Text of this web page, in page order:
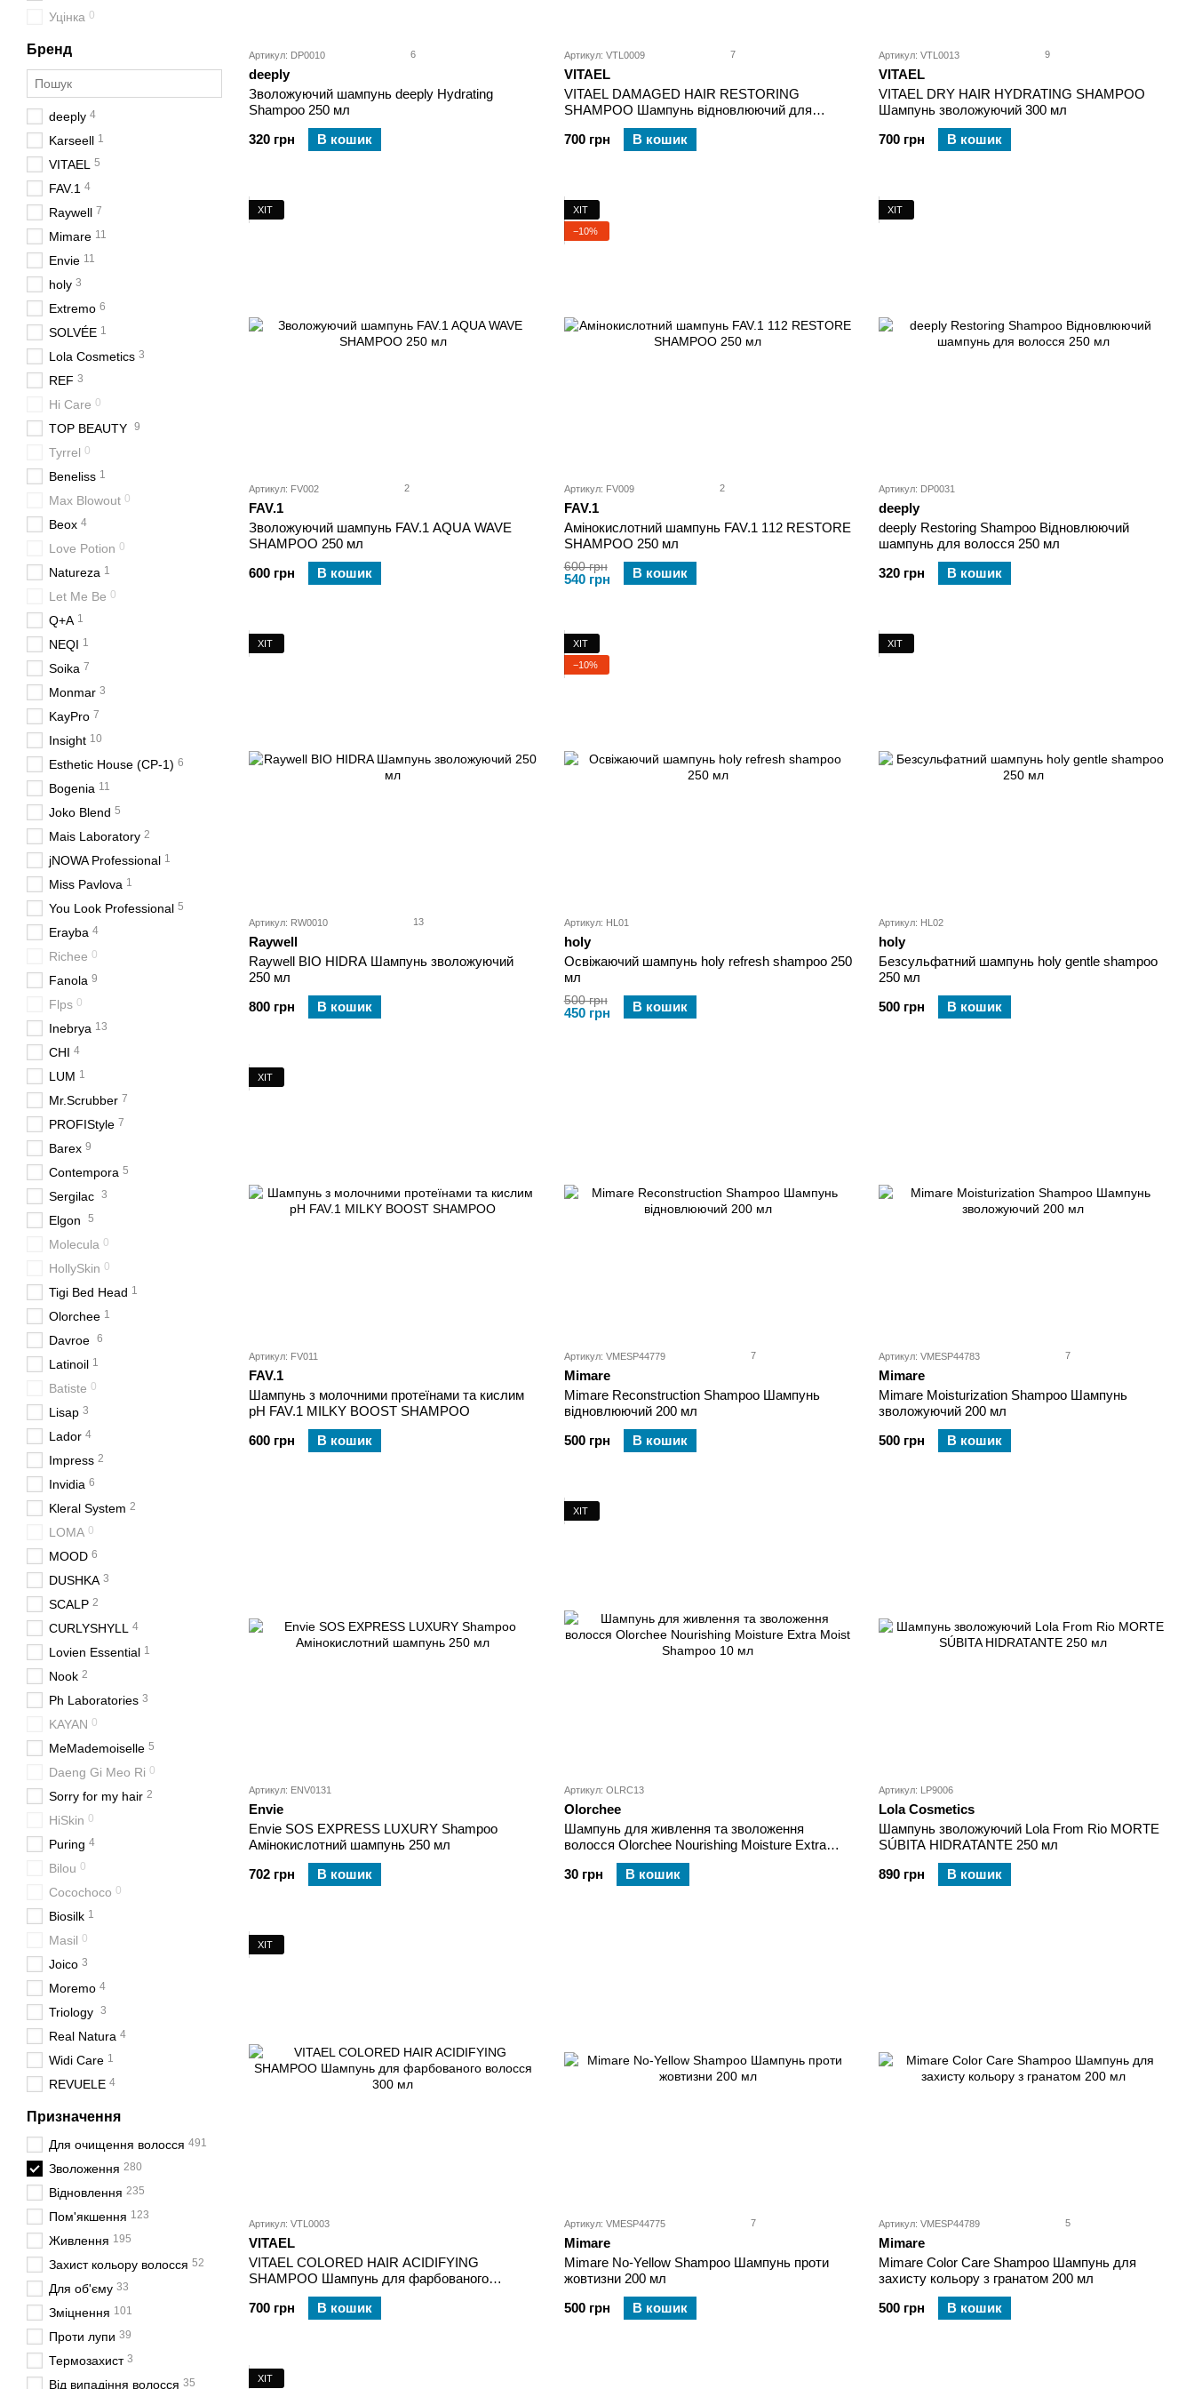
Артикул: DP0010 6
deeply
Зволожуючий шампунь deeply Hydrating
Shampoo 250 мл
320 грн
В кошик
Артикул: VTL0009 7
VITAEL
VITAEL DAMAGED HAIR RESTORING
SHAMPOO Шампунь відновлюючий для
пошкодженого волосся 300 мл
700 грн
В кошик
Артикул: VTL0013 9
VITAEL
VITAEL DRY HAIR HYDRATING SHAMPOO
Шампунь зволожуючий 300 мл
700 грн
В кошик
ХІТ
Артикул: FV002 2
FAV.1
Зволожуючий шампунь FAV.1 AQUA WAVE
SHAMPOO 250 мл
600 грн
В кошик
ХІТ
−10%
Артикул: FV009 2
FAV.1
Амінокислотний шампунь FAV.1 112 RESTORE
SHAMPOO 250 мл
600 грн
540 грн В кошик
ХІТ
Артикул: DP0031
deeply
deeply Restoring Shampoo Відновлюючий
шампунь для волосся 250 мл
320 грн
В кошик
ХІТ
Артикул: RW0010 13
Raywell
Raywell BIO HIDRA Шампунь зволожуючий
250 мл
800 грн
В кошик
ХІТ
−10%
Артикул: HL01
holy
Освіжаючий шампунь holy refresh shampoo 250
мл
500 грн
450 грн В кошик
ХІТ
Артикул: HL02
holy
Безсульфатний шампунь holy gentle shampoo
250 мл
500 грн
В кошик
ХІТ
Артикул: FV011
FAV.1
Шампунь з молочними протеїнами та кислим
pH FAV.1 MILKY BOOST SHAMPOO
600 грн
В кошик
Артикул: VMESP44779 7
Mimare
Mimare Reconstruction Shampoo Шампунь
відновлюючий 200 мл
500 грн
В кошик
Артикул: VMESP44783 7
Mimare
Mimare Moisturization Shampoo Шампунь
зволожуючий 200 мл
500 грн
В кошик
Артикул: ENV0131
Envie
Envie SOS EXPRESS LUXURY Shampoo
Амінокислотний шампунь 250 мл
702 грн
В кошик
ХІТ
Артикул: OLRC13
Olorchee
Шампунь для живлення та зволоження
волосся Olorchee Nourishing Moisture Extra
Moist Shampoo 10 мл
30 грн
В кошик
Артикул: LP9006
Lola Cosmetics
Шампунь зволожуючий Lola From Rio MORTE
SÚBITA HIDRATANTE 250 мл
890 грн
В кошик
ХІТ
Артикул: VTL0003
VITAEL
VITAEL COLORED HAIR ACIDIFYING
SHAMPOO Шампунь для фарбованого
волосся 300 мл
700 грн
В кошик
Артикул: VMESP44775 7
Mimare
Mimare No-Yellow Shampoo Шампунь проти
жовтизни 200 мл
500 грн
В кошик
Артикул: VMESP44789 5
Mimare
Mimare Color Care Shampoo Шампунь для
захисту кольору з гранатом 200 мл
500 грн
В кошик
ХІТ
Уцінка 0
Бренд
deeply 4
Karseell 1
VITAEL 5
FAV.1 4
Raywell 7
Mimare 11
Envie 11
holy 3
Extremo 6
SOLVÉE 1
Lola Cosmetics 3
REF 3
Hi Care 0
TOP BEAUTY 9
Tyrrel 0
Beneliss 1
Max Blowout 0
Beox 4
Love Potion 0
Natureza 1
Let Me Be 0
Q+A 1
NEQI 1
Soika 7
Monmar 3
KayPro 7
Insight 10
Esthetic House (CP-1) 6
Bogenia 11
Joko Blend 5
Mais Laboratory 2
jNOWA Professional 1
Miss Pavlova 1
You Look Professional 5
Erayba 4
Richee 0
Fanola 9
Flps 0
Inebrya 13
CHI 4
LUM 1
Mr.Scrubber 7
PROFIStyle 7
Barex 9
Contempora 5
Sergilac 3
Elgon 5
Molecula 0
HollySkin 0
Tigi Bed Head 1
Olorchee 1
Davroe 6
Latinoil 1
Batiste 0
Lisap 3
Lador 4
Impress 2
Invidia 6
Kleral System 2
LOMA 0
MOOD 6
DUSHKA 3
SCALP 2
CURLYSHYLL 4
Lovien Essential 1
Nook 2
Ph Laboratories 3
KAYAN 0
MeMademoiselle 5
Daeng Gi Meo Ri 0
Sorry for my hair 2
HiSkin 0
Puring 4
Bilou 0
Cocochoco 0
Biosilk 1
Masil 0
Joico 3
Moremo 4
Triology 3
Real Natura 4
Widi Care 1
REVUELE 4
Призначення
Для очищення волосся 491
Зволоження 280
Відновлення 235
Пом'якшення 123
Живлення 195
Захист кольору волосся 52
Для об'єму 33
Зміцнення 101
Проти лупи 39
Термозахист 3
Від випадіння волосся 35